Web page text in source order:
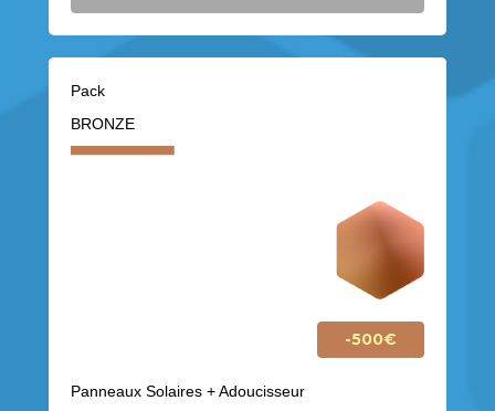
Pack
BRONZE
-500€
Panneaux Solaires + Adoucisseur